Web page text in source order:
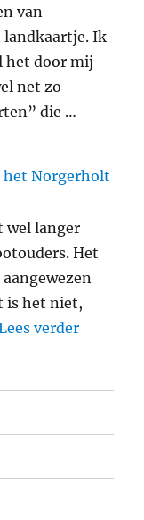
van
landkaartje. Ik
het door mij
net zo
die …
landkaartje"
het Norgerholt
wel langer
Het
is het niet,
verder